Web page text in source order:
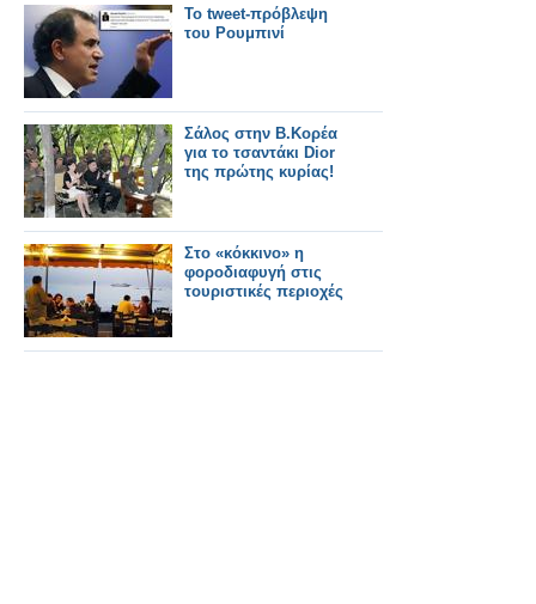
Το tweet-πρόβλεψη
του Ρουμπινί
Σάλος στην Β.Κορέα
για το τσαντάκι Dior
της πρώτης κυρίας!
Στο «κόκκινο» η
φοροδιαφυγή στις
τουριστικές περιοχές